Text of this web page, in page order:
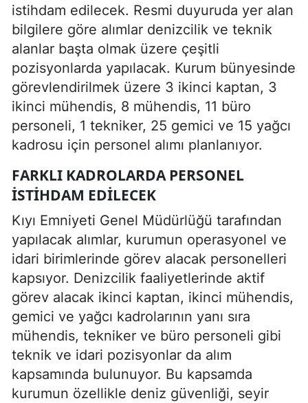
istihdam edilecek. Resmi duyuruda yer alan
bilgilere göre alımlar denizcilik ve teknik
alanlar başta olmak üzere çeşitli
pozisyonlarda yapılacak. Kurum bünyesinde
görevlendirilmek üzere 3 ikinci kaptan, 3
ikinci mühendis, 8 mühendis, 11 büro
personeli, 1 tekniker, 25 gemici ve 15 yağcı
kadrosu için personel alımı planlanıyor.
FARKLI KADROLARDA PERSONEL
İSTIHDAM EDILECEK
Kıyı Emniyeti Genel Müdürlüğü tarafından
yapılacak alımlar, kurumun operasyonel ve
idari birimlerinde görev alacak personelleri
kapsıyor. Denizcilik faaliyetlerinde aktif
görev alacak ikinci kaptan, ikinci mühendis,
gemici ve yağcı kadrolarının yanı sıra
mühendis, tekniker ve büro personeli gibi
teknik ve idari pozisyonlar da alım
kapsamında bulunuyor. Bu kapsamda
kurumun özellikle deniz güvenliği, seyir